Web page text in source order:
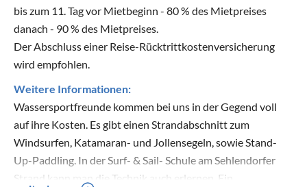
bis zum 11. Tag vor Mietbeginn - 80 % des Mietpreises
danach - 90 % des Mietpreises.
Der Abschluss einer Reise-Rücktrittkostenversicherung
wird empfohlen.
Weitere Informationen:
Wassersportfreunde kommen bei uns in der Gegend voll
auf ihre Kosten. Es gibt einen Strandabschnitt zum
Windsurfen, Katamaran- und Jollensegeln, sowie Stand-
Up-Paddling. In der Surf- & Sail- Schule am Sehlendorfer
Strand kann man die Technik auch erlernen. Ein